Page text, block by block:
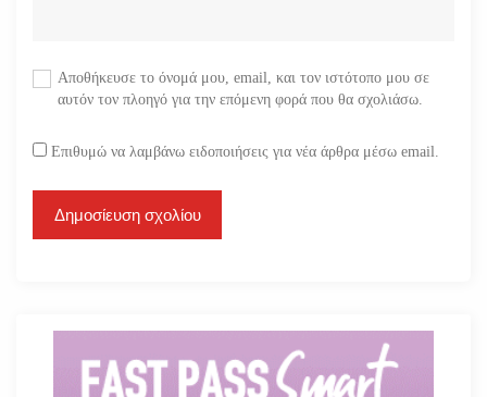
Αποθήκευσε το όνομά μου, email, και τον ιστότοπο μου σε
αυτόν τον πλοηγό για την επόμενη φορά που θα σχολιάσω.
Επιθυμώ να λαμβάνω ειδοποιήσεις για νέα άρθρα μέσω email.